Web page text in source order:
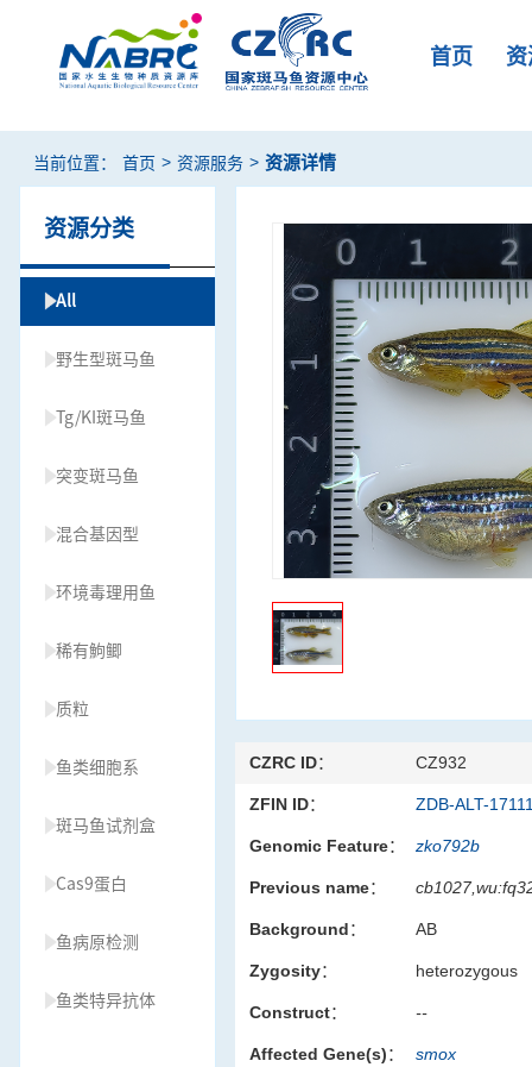
首页
当前位置： 首页 > 资源服务 > 资源详情
资源分类
All
野生型斑马鱼
Tg/KI斑马鱼
突变斑马鱼
混合基因型
环境毒理用鱼
稀有鮈鲫
质粒
鱼类细胞系
斑马鱼试剂盒
Cas9蛋白
鱼病原检测
鱼类特异抗体
CZRC ID： CZ932
ZFIN ID： ZDB-ALT-
Genomic Feature： zko792b
Previous name：
Background： AB
Zygosity： heterozygous
Construct： --
Affected Gene(s)： smox